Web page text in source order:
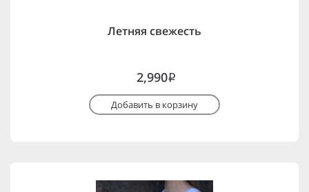
Летняя свежесть
2,990i
Добавить в корзину